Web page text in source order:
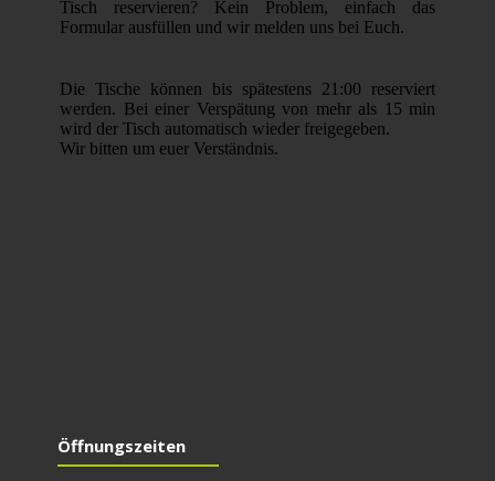
Tisch reservieren? Kein Problem, einfach das
Formular ausfüllen und wir melden uns bei Euch.
Die Tische können bis spätestens 21:00 reserviert
werden. Bei einer Verspätung von mehr als 15 min
wird der Tisch automatisch wieder freigegeben.
Wir bitten um euer Verständnis.
Öffnungszeiten